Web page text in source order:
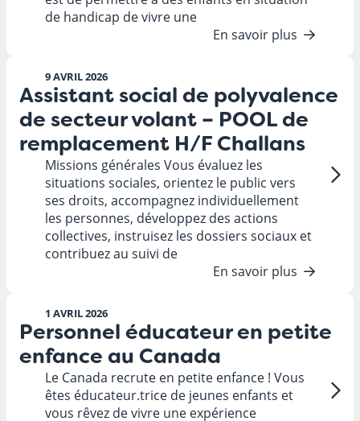
de handicap de vivre une
En savoir plus
9 AVRIL 2026
Assistant social de polyvalence
de secteur volant – POOL de
remplacement H/F Challans
Missions générales Vous évaluez les
situations sociales, orientez le public vers
ses droits, accompagnez individuellement
les personnes, développez des actions
collectives, instruisez les dossiers sociaux et
contribuez au suivi de
En savoir plus
1 AVRIL 2026
Personnel éducateur en petite
enfance au Canada
Le Canada recrute en petite enfance ! Vous
êtes éducateur.trice de jeunes enfants et
vous rêvez de vivre une expérience